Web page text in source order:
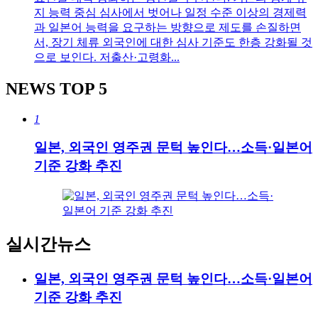
지 능력 중심 심사에서 벗어나 일정 수준 이상의 경제력
과 일본어 능력을 요구하는 방향으로 제도를 손질하면
서, 장기 체류 외국인에 대한 심사 기준도 한층 강화될 것
으로 보인다. 저출산·고령화...
NEWS TOP 5
1
일본, 외국인 영주권 문턱 높인다…소득·일본어
기준 강화 추진
실시간뉴스
일본, 외국인 영주권 문턱 높인다…소득·일본어
기준 강화 추진